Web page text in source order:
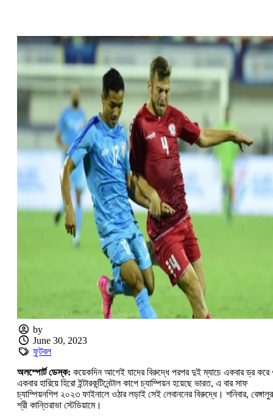
by
June 30, 2023
ফুটবল
অলস্পোর্ট ডেস্ক: কয়েকদিন আগেই যাদের বিরুদ্ধে পরপর দুই ম্যাচে একবার ড্র করে
একবার হারিয়ে হিরো ইন্টারকন্টিনেন্টাল কাপে চ্যাম্পিয়ন হয়েছে ভারত, এ বার সাফ
চ্যাম্পিয়নশিপ ২০২৩ ফাইনালে ওঠার লড়াই সেই লেবাননের বিরুদ্ধে। শনিবার,
শ্রী কান্তিরাভা স্টেডিয়ামে।